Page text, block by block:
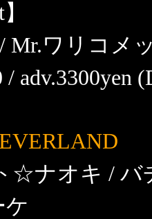
Mr.ワリコメ
/ adv.3300yen
☆ナオキ / バ